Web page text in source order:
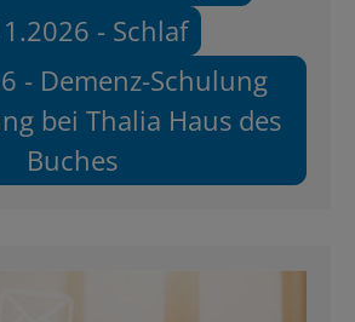
- Schlaf
- Demenz-Schulung
bei Thalia Haus des
Buches